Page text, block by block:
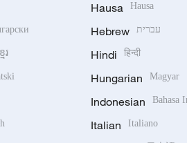
ែរ
Hausa Hausa
Hebrew עברית
Hindi हिन्दी
Hungarian Magyar
Indonesian Bahasa
Italian Italiano